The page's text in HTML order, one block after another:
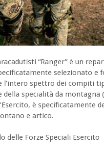
“Ranger” è un
selezionato
spettro dei compiti
della specialità da
è specificatamente
e artico.
delle Forze Speciali Esercito